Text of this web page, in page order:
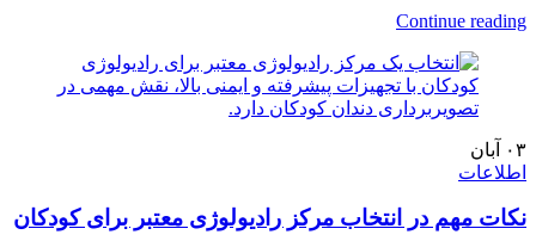
Continue reading
۰۳
آبان
اطلاعات
نکات مهم در انتخاب مرکز رادیولوژی معتبر برای کودکان